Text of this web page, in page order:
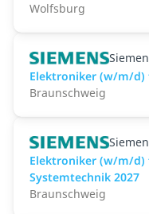
Wolfsburg
Elektroniker (w/m/d)
Braunschweig
Elektroniker (w/m/
Systemtechnik 2027
Braunschweig